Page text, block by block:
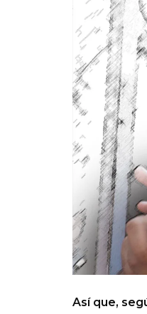
Así que,